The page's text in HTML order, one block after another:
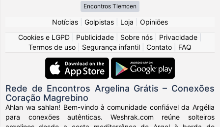
Encontros Tlemcen
Notícias Golpistas Loja
Opiniões
Cookies e LGPD
Publicidade Sobre nós Privacidade
Termos de uso
Segurança infantil Contato FAQ
Rede de Encontros Argelina Grátis – Conexões
Coração Magrebino
Ahlan wa sahlan! Bem-vindo à comunidade confiável da Argélia
para conexões autênticas. Weshrak.com reúne solteiros